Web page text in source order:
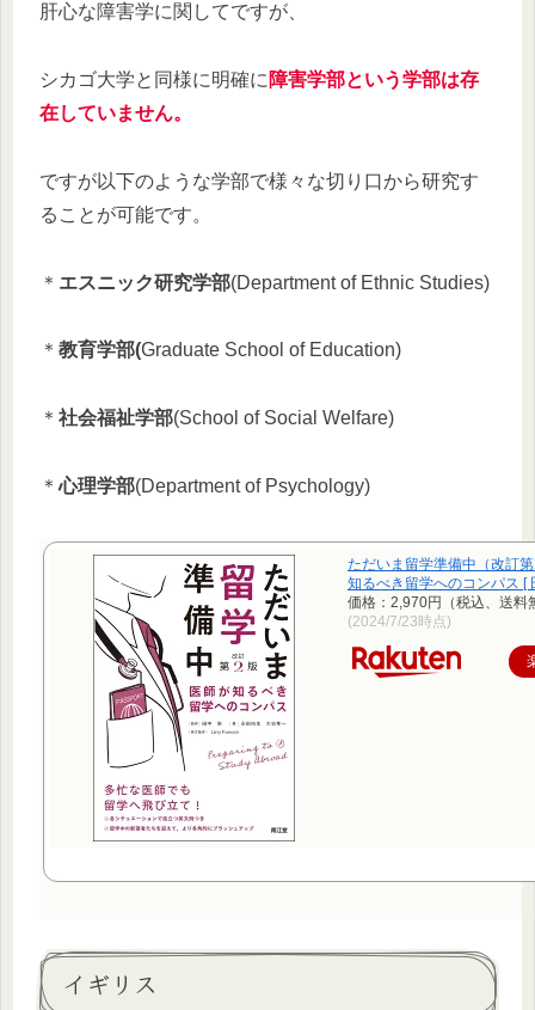
肝心な障害学に関してですが、
シカゴ大学と同様に明確に 障害学部という学部は存
在していません。
ですが以下のような学部で様々な切り口から研究す
ることが可能です。
＊ エスニック研究学部(Department of Ethnic Studies)
＊ 教育学部(Graduate School of Education)
＊ 社会福祉学部(School of Social Welfare)
＊心理学部(Department of Psychology)
ただいま留学準備中（改訂
知るべき留学へのコンパス [
価格：2,970円（税込、送料
(2024/7/23時点)
イギリス